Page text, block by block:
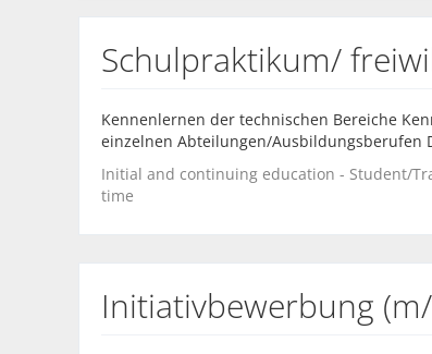
Schulpraktikum/
Kennenlernen der technischen Bereiche
einzelnen Abteilungen/Ausbildungsberufen
Initial and continuing education - Student/
time
Initiativbewerbung